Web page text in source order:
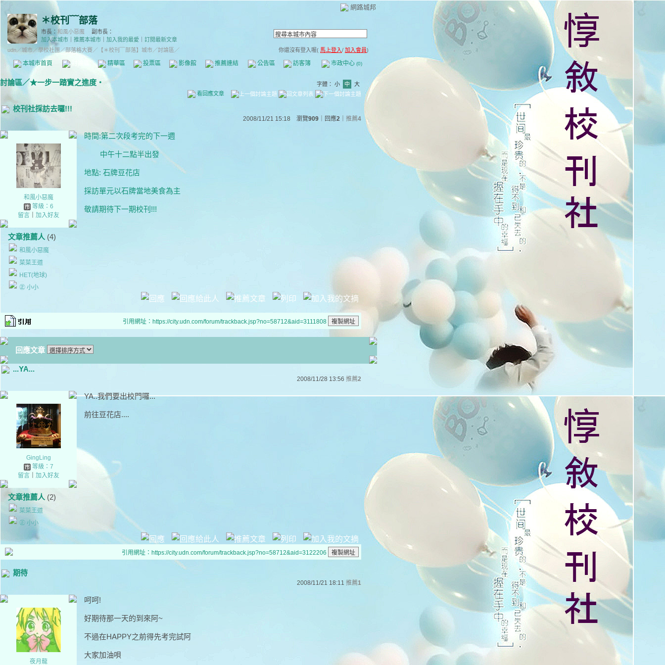
網路城邦
＊校刊﹋部落
市長： 和風小惡魔
副市長：
加入本城市
推薦本城市 加入我的最愛
訂閱最新文章
udn／城市／學校社團／部落格大賽／ 【＊校刊﹋部落】城市／討論區／ 你還沒有登入喔( 馬上登入/ 加入會員)
本城市首頁 精華區 投票區 影像館 推薦連結 公告區 訪客簿 市政中心 (0)
討論區／★一步一踏實之進度‧ 字體： 小 中
大
看回應文章
校刊社採訪去囉!!!
2008/11/21 15:18 瀏覽909 ｜回應2 推薦4
和風小惡魔
等級：6
留言｜ 加入好友
文章推薦人 (4)
和風小惡魔
菜菜王道
HET(地球)
㊣ 小小
時間:第二次段考完的下一週
中午十二點半出發
地點: 石牌豆花店
採訪單元以石牌當地美食為主
敬請期待下一期校刊!!!
引用網址：https://city.udn.com/forum/trackback.jsp?no=58712&aid=3111808
回應文章
...YA...
2008/11/28 13:56 推薦2
GingLing
等級：7
留言｜ 加入好友
文章推薦人 (2)
菜菜王道
㊣ 小小
YA..我們要出校門囉...
前往豆花店....
引用網址：https://city.udn.com/forum/trackback.jsp?no=58712&aid=3122206
期待
2008/11/21 18:11 推薦1
夜月龍
呵呵!
好期待那一天的到來阿~
不過在HAPPY之前得先考完試阿
大家加油唄